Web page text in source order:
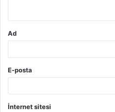
Ad
E-posta
İnternet sitesi